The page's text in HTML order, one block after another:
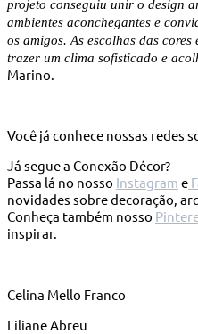
projeto conseguiu unir o design
ambientes aconchegantes e
os amigos. As escolhas das
trazer um clima sofisticado e
Marino.
Você já conhece nossas redes
Já segue a Conexão Décor?
Passa lá no nosso Instagram e
novidades sobre decoração,
Conheça também nosso
inspirar.
Celina Mello Franco
Liliane Abreu